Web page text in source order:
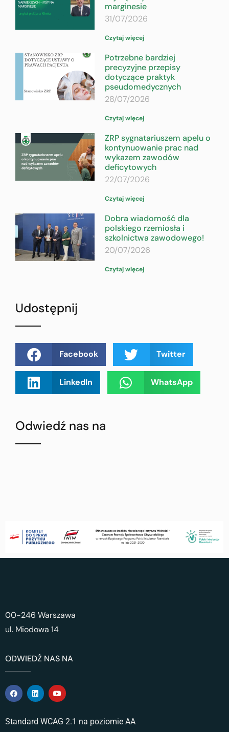
marginesie
31/07/2026
Czytaj więcej
Potrzebne bardziej
precyzyjne przepisy
dotyczące praktyk
pseudomedycznych
28/07/2026
Czytaj więcej
ZRP sygnatariuszem apelu o
kontynuowanie prac nad
wykazem zawodów
deficytowych
22/07/2026
Czytaj więcej
Dobra wiadomość dla
polskiego rzemiosła i
szkolnictwa zawodowego!
20/07/2026
Czytaj więcej
Udostępnij
Facebook Twitter
LinkedIn WhatsApp
Odwiedź nas na
00-246 Warszawa
ul. Miodowa 14
ODWIEDŹ NAS NA
Standard WCAG 2.1 na poziomie AA